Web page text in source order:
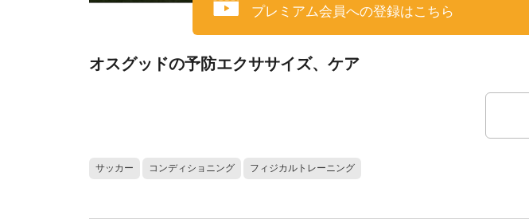
プレミアム会員への登録はこちら
オスグッドの予防エクササイズ、ケア
サッカー コンディショニング フィジカルトレーニング